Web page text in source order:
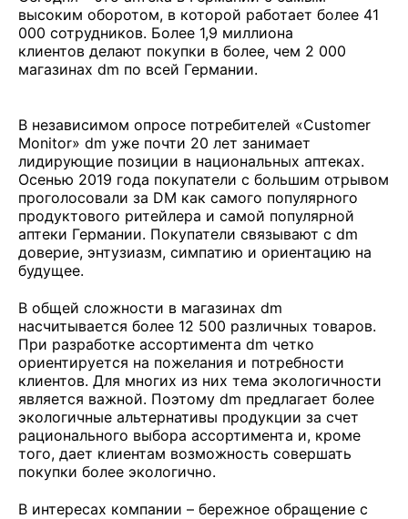
высоким оборотом, в которой работает более 41
000 сотрудников. Более 1,9 миллиона
клиентов делают покупки в более, чем 2 000
магазинах dm по всей Германии.
В независимом опросе потребителей «Customer
Monitor» dm уже почти 20 лет занимает
лидирующие позиции в национальных аптеках.
Осенью 2019 года покупатели с большим отрывом
проголосовали за DM как самого популярного
продуктового ритейлера и самой популярной
аптеки Германии. Покупатели связывают с dm
доверие, энтузиазм, симпатию и ориентацию на
будущее.
В общей сложности в магазинах dm
насчитывается более 12 500 различных товаров.
При разработке ассортимента dm четко
ориентируется на пожелания и потребности
клиентов. Для многих из них тема экологичности
является важной. Поэтому dm предлагает более
экологичные альтернативы продукции за счет
рационального выбора ассортимента и, кроме
того, дает клиентам возможность совершать
покупки более экологично.
В интересах компании – бережное обращение с